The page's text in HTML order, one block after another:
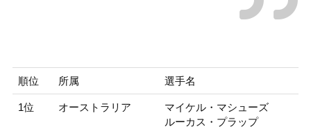
順位 所属 選手名
1位 オーストラリア
マイケル・マシューズ
ルーカス・プラップ